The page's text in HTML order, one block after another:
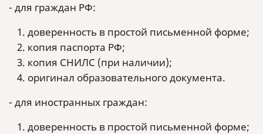
- для граждан РФ:
доверенность в простой письменной форме;
копия паспорта РФ;
копия СНИЛС (при наличии);
оригинал образовательного документа.
- для иностранных граждан:
доверенность в простой письменной форме;